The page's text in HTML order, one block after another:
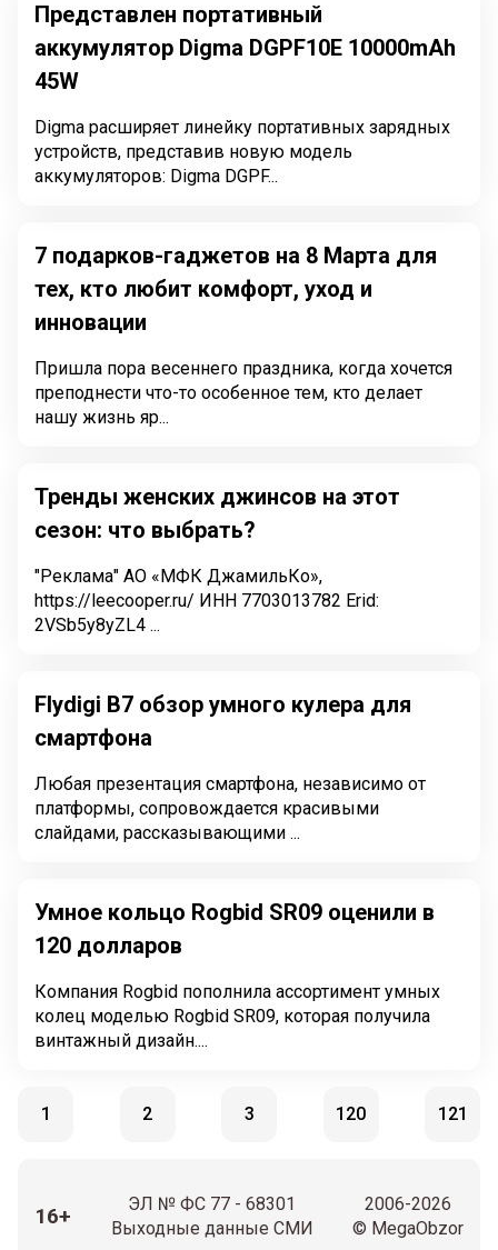
Представлен портативный
аккумулятор Digma DGPF10E 10000mAh
45W
Digma расширяет линейку портативных зарядных
устройств, представив новую модель
аккумуляторов: Digma DGPF...
7 подарков-гаджетов на 8 Марта для
тех, кто любит комфорт, уход и
инновации
Пришла пора весеннего праздника, когда хочется
преподнести что-то особенное тем, кто делает
нашу жизнь яр...
Тренды женских джинсов на этот
сезон: что выбрать?
"Реклама" АО «МФК ДжамильКо»,
https://leecooper.ru/ ИНН 7703013782 Erid:
2VSb5y8yZL4 ...
Flydigi B7 обзор умного кулера для
смартфона
Любая презентация смартфона, независимо от
платформы, сопровождается красивыми
слайдами, рассказывающими ...
Умное кольцо Rogbid SR09 оценили в
120 долларов
Компания Rogbid пополнила ассортимент умных
колец моделью Rogbid SR09, которая получила
винтажный дизайн....
1 2 3 120 121
16+
ЭЛ № ФС 77 - 68301
Выходные данные СМИ
2006-2026
© MegaObzor